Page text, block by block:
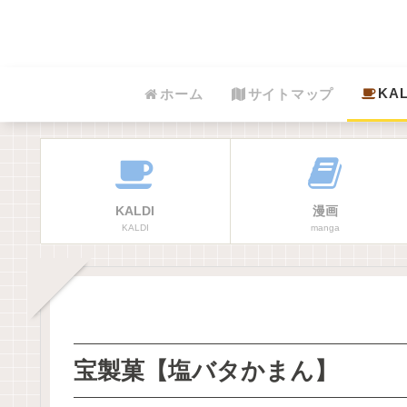
ホーム サイトマップ
KALDI
KALDI
漫画
manga
宝製菓【塩バタかまん】